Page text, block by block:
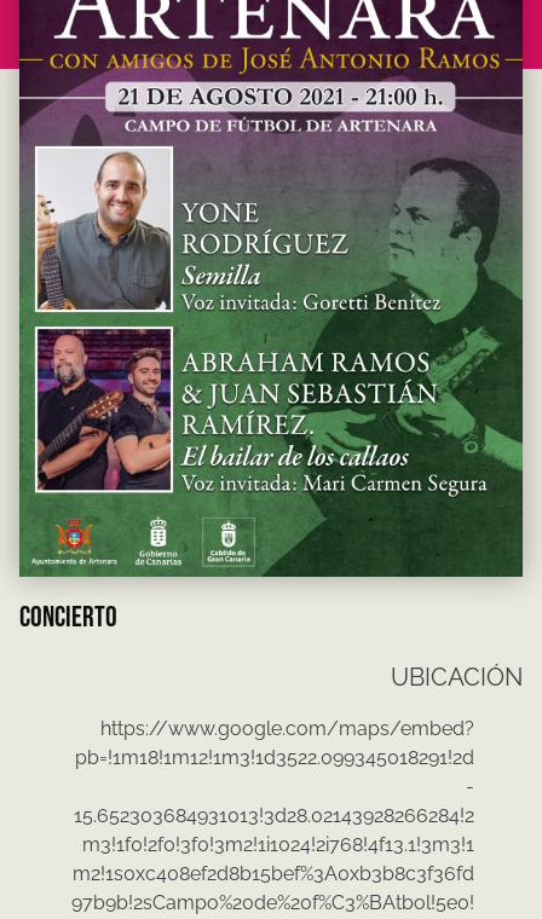
CONCIERTO
UBICACIÓN
https://www.google.com/maps/embed?
pb=!1m18!1m12!1m3!1d3522.099345018291!2d
-
15.652303684931013!3d28.02143928266284!2
m3!1f0!2f0!3f0!3m2!1i1024!2i768!4f13.1!3m3!1
m2!1s0xc408ef2d8b15bef%3A0xb3b8c3f36fd
97b9b!2sCampo%20de%20f%C3%BAtbol!5e0!